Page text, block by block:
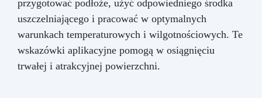
przygotować podłoże, użyć odpowiedniego środka
uszczelniającego i pracować w optymalnych
warunkach temperaturowych i wilgotnościowych. Te
wskazówki aplikacyjne pomogą w osiągnięciu
trwałej i atrakcyjnej powierzchni.